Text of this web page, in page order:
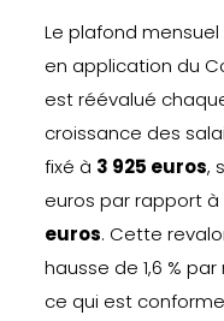
Le plafond
en application du
est réévalué
croissance des
fixé à 3 925 euros,
euros par rapport
euros. Cette
hausse de 1,6 %
ce qui est